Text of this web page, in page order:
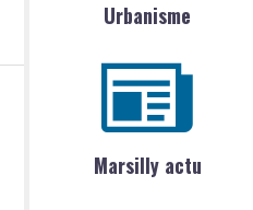
Urbanisme
Marsilly actu